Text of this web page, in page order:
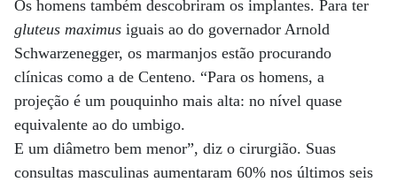
Os homens também descobriram os implantes. Para ter
gluteus maximus iguais ao do governador Arnold
Schwarzenegger, os marmanjos estão procurando
clínicas como a de Centeno. “Para os homens, a
projeção é um pouquinho mais alta: no nível quase
equivalente ao do umbigo.
E um diâmetro bem menor”, diz o cirurgião. Suas
consultas masculinas aumentaram 60% nos últimos seis